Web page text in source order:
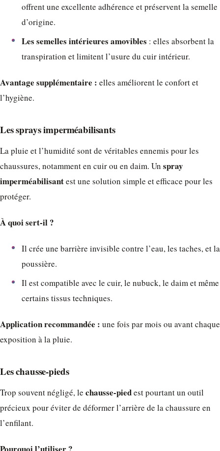
offrent une excellente adhérence et préservent la semelle
d’origine.
Les semelles intérieures amovibles : elles absorbent la
transpiration et limitent l’usure du cuir intérieur.
Avantage supplémentaire : elles améliorent le confort et
l’hygiène.
Les sprays imperméabilisants
La pluie et l’humidité sont de véritables ennemis pour les
chaussures, notamment en cuir ou en daim. Un spray
imperméabilisantest une solution simple et efficace pour les
protéger.
À quoi sert-il ?
Il crée une barrière invisible contre l’eau, les taches, et la
poussière.
Il est compatible avec le cuir, le nubuck, le daim et même
certains tissus techniques.
Application recommandée : une fois par mois ou avant chaque
exposition à la pluie.
Les chausse-pieds
Trop souvent négligé, le chausse-piedest pourtant un outil
précieux pour éviter de déformer l’arrière de la chaussure en
l’enfilant.